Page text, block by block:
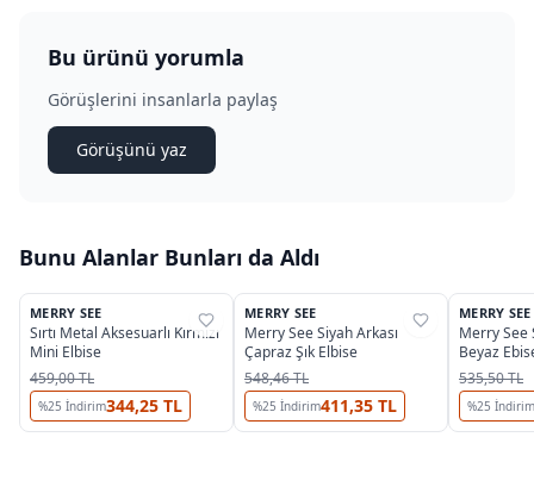
Bu ürünü yorumla
Görüşlerini insanlarla paylaş
Görüşünü yaz
Bunu Alanlar Bunları da Aldı
%35
MERRY SEE
Sırtı Metal Aksesuarlı Kırmızı
Mini Elbise
459,00 TL
%25 İndirim344,25 TL
%39
MERRY SEE
Merry See Siyah Arkası
Çapraz Şık Elbise
548,46 TL
%25 İndirim411,35 TL
%35
MERRY SEE
Merry See
Beyaz
535,50 TL
%25 İndirim